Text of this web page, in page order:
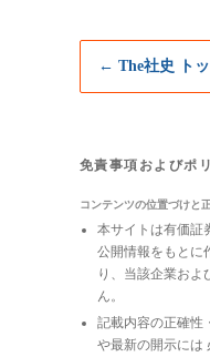
← The社史 ト
免責事項およびポ
コンテンツの位置づけと
本サイトは有価証
公開情報をもとに
り、当該企業およ
ん。
記載内容の正確性
や最新の開示には